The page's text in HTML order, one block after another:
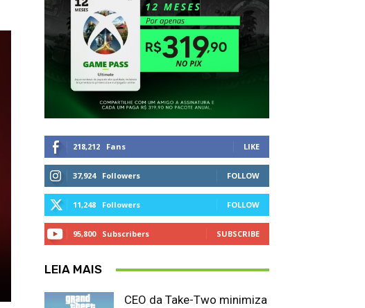
218,212 Fans LIKE
37,924 Followers FOLLOW
11,248 Followers FOLLOW
95,800 Subscribers SUBSCRIBE
LEIA MAIS
CEO da Take-Two minimiza